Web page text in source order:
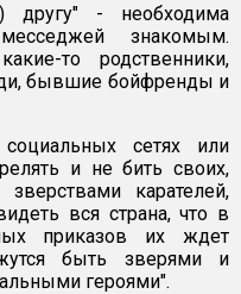
другу" - необходима
знакомым.
то родственники,
бывшие бойфренды и
сетях или
и не бить своих,
карателей,
вся страна, что в
приказов их ждет
быть зверями и
героями".